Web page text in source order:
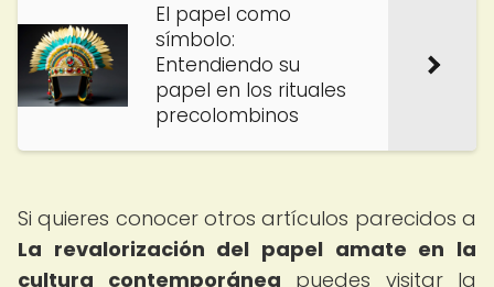
El papel como
símbolo:
Entendiendo su
papel en los rituales
precolombinos
Si quieres conocer otros artículos parecidos a
La revalorización del papel amate en la
cultura contemporánea puedes visitar la